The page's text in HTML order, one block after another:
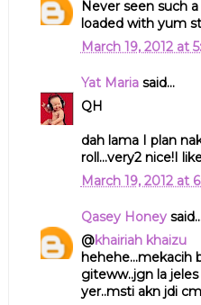
Never seen such
loaded with yum
March 19, 2012 at
Yat Mariasaid...
QH
dah lama I plan
roll...very2 nice!I
March 19, 2012 at
Qasey Honey
@khairiah khaizu
hehehe...mekacih
giteww..jgn la
yer..msti akn jdi